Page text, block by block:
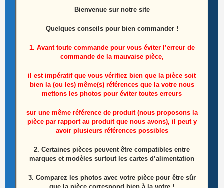
Ensemble Haut Parleurs Télé Samsung
Lire la suite
Bienvenue sur notre site
Quelques conseils pour bien commander !
1. Avant toute commande pour vous éviter l’erreur de
commande de la mauvaise pièce,
il est impératif que vous vérifiez bien que la pièce soit
bien la (ou les) même(s) références que la votre nous
mettons les photos pour éviter toutes erreurs
sur une même référence de produit (nous proposons la
pièce par rapport au produit que nous avons), il peut y
avoir plusieurs références possibles
2. Certaines pièces peuvent être compatibles entre
marques et modèles surtout les cartes d’alimentation
3. Comparez les photos avec votre pièce pour être sûr
que la pièce correspond bien à la votre !